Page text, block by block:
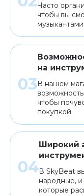
Часто
чтобы вы
на
В нашем
чтобы
покупкой.
Широкий
В SkyBeat
народные,
которые